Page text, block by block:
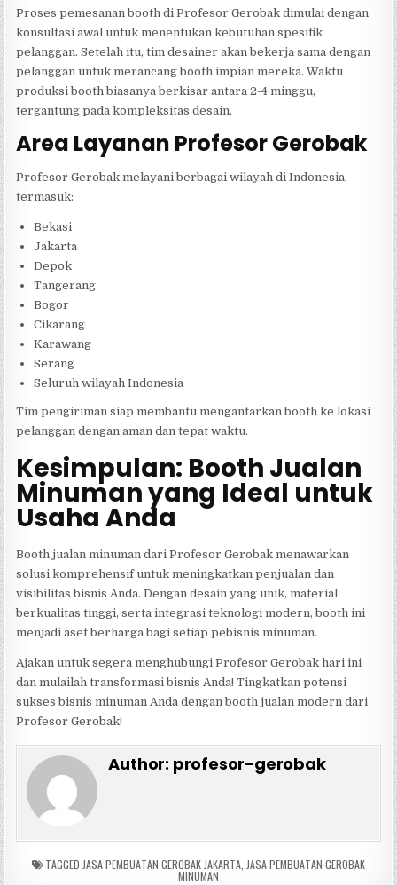
Proses pemesanan booth di Profesor Gerobak dimulai dengan
konsultasi awal untuk menentukan kebutuhan spesifik
pelanggan. Setelah itu, tim desainer akan bekerja sama dengan
pelanggan untuk merancang booth impian mereka. Waktu
produksi booth biasanya berkisar antara 2-4 minggu,
tergantung pada kompleksitas desain.
Area Layanan Profesor Gerobak
Profesor Gerobak melayani berbagai wilayah di Indonesia,
termasuk:
Bekasi
Jakarta
Depok
Tangerang
Bogor
Cikarang
Karawang
Serang
Seluruh wilayah Indonesia
Tim pengiriman siap membantu mengantarkan booth ke lokasi
pelanggan dengan aman dan tepat waktu.
Kesimpulan: Booth Jualan
Minuman yang Ideal untuk
Usaha Anda
Booth jualan minuman dari Profesor Gerobak menawarkan
solusi komprehensif untuk meningkatkan penjualan dan
visibilitas bisnis Anda. Dengan desain yang unik, material
berkualitas tinggi, serta integrasi teknologi modern, booth ini
menjadi aset berharga bagi setiap pebisnis minuman.
Ajakan untuk segera menghubungi Profesor Gerobak hari ini
dan mulailah transformasi bisnis Anda! Tingkatkan potensi
sukses bisnis minuman Anda dengan booth jualan modern dari
Profesor Gerobak!
Author: profesor-gerobak
TAGGED JASA PEMBUATAN GEROBAK JAKARTA JASA PEMBUATAN GEROBAK
MINUMAN